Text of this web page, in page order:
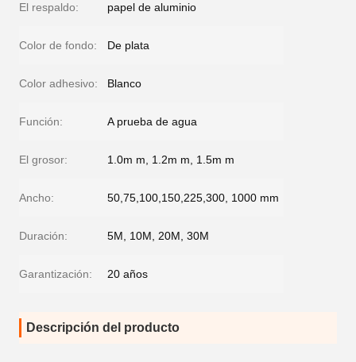
El respaldo: papel de aluminio
Color de fondo: De plata
Color adhesivo: Blanco
Función: A prueba de agua
El grosor: 1.0m m, 1.2m m, 1.5m m
Ancho: 50,75,100,150,225,300, 1000 mm
Duración: 5M, 10M, 20M, 30M
Garantización: 20 años
Descripción del producto